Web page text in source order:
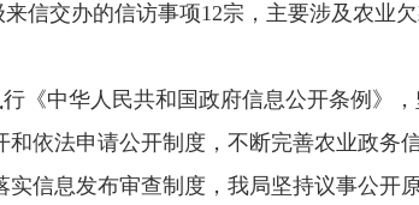
信交办的信访事项12宗，主要涉及农
行《中华人民共和国政府信息公开条例》
依法申请公开制度，不断完善农业政
信息发布审查制度，我局坚持议事公